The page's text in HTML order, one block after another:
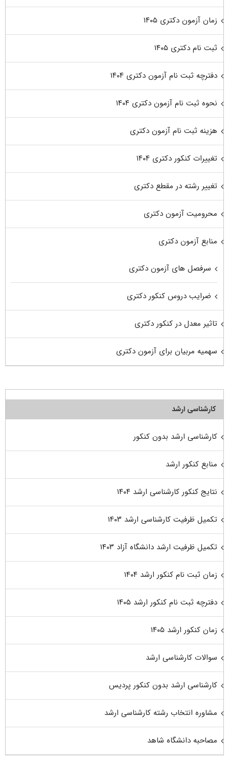
زمان آزمون دکتری ۱۴۰۵
ثبت نام دکتری ۱۴۰۵
دفترچه ثبت نام آزمون دکتری ۱۴۰۴
نحوه ثبت نام آزمون دکتری ۱۴۰۴
هزینه ثبت نام آزمون دکتری
تغییرات کنکور دکتری ۱۴۰۴
تغییر رشته در مقطع دکتری
محرومیت آزمون دکتری
منابع آزمون دکتری
سرفصل های آزمون دکتری
ضرایب دروس کنکور دکتری
تاثیر معدل در کنکور دکتری
سهمیه مربیان برای آزمون دکتری
کارشناسی ارشد
کارشناسی ارشد بدون کنکور
منابع کنکور ارشد
نتایج کنکور کارشناسی ارشد ۱۴۰۴
تکمیل ظرفیت کارشناسی ارشد ۱۴۰۳
تکمیل ظرفیت ارشد دانشگاه آزاد ۱۴۰۳
زمان ثبت نام کنکور ارشد ۱۴۰۴
دفترچه ثبت نام کنکور ارشد ۱۴۰۵
زمان کنکور ارشد ۱۴۰۵
سوالات کارشناسی ارشد
کارشناسی ارشد بدون کنکور پردیس
مشاوره انتخاب رشته کارشناسی ارشد
مصاحبه دانشگاه شاهد